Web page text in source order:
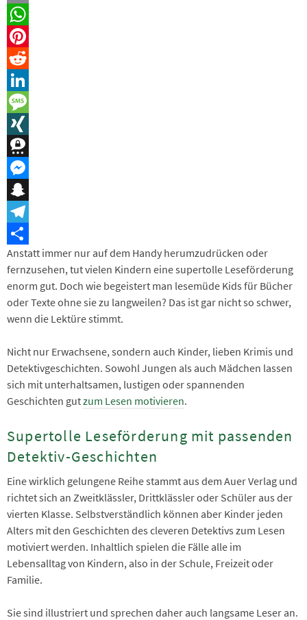
Email
WhatsApp
Pinterest
Reddit
LinkedIn
Message
XING
Threema
Messenger
Snapchat
Telegram
Teilen
Anstatt immer nur auf dem Handy herumzudrücken oder
fernzusehen, tut vielen Kindern eine supertolle Leseförderung
enorm gut. Doch wie begeistert man lesemüde Kids für Bücher
oder Texte ohne sie zu langweilen? Das ist gar nicht so schwer,
wenn die Lektüre stimmt.
Nicht nur Erwachsene, sondern auch Kinder, lieben Krimis und
Detektivgeschichten. Sowohl Jungen als auch Mädchen lassen
sich mit unterhaltsamen, lustigen oder spannenden
Geschichten gutzum Lesen motivieren.
Supertolle Leseförderung mit passenden
Detektiv-Geschichten
Eine wirklich gelungene Reihe stammt aus dem Auer Verlag und
richtet sich an Zweitklässler, Drittklässler oder Schüler aus der
vierten Klasse. Selbstverständlich können aber Kinder jeden
Alters mit den Geschichten des cleveren Detektivs zum Lesen
motiviert werden. Inhaltlich spielen die Fälle alle im
Lebensalltag von Kindern, also in der Schule, Freizeit oder
Familie.
Sie sind illustriert und sprechen daher auch langsame Leser an.